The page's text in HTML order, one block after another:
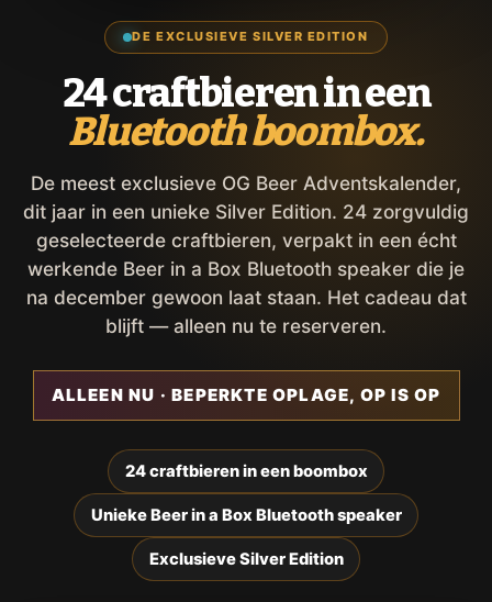
DE EXCLUSIEVE SILVER EDITION
24 craftbieren in een
Bluetooth boombox.
De meest exclusieve OG Beer Adventskalender,
dit jaar in een unieke Silver Edition. 24 zorgvuldig
geselecteerde craftbieren, verpakt in een écht
werkende Beer in a Box Bluetooth speaker die je
na december gewoon laat staan. Het cadeau dat
blijft — alleen nu te reserveren.
ALLEEN NU · BEPERKTE OPLAGE, OP IS OP
24 craftbieren in een boombox
Unieke Beer in a Box Bluetooth speaker
Exclusieve Silver Edition